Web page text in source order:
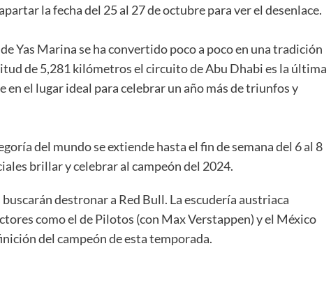
la fecha del 25 al 27 de octubre para ver el desenlace.
Yas Marina se ha convertido poco a poco en una tradición
de 5,281 kilómetros el circuito de Abu Dhabi es la última
el lugar ideal para celebrar un año más de triunfos y
del mundo se extiende hasta el fin de semana del 6 al 8
brillar y celebrar al campeón del 2024.
destronar a Red Bull. La escudería austriaca
como el de Pilotos (con Max Verstappen) y el México
del campeón de esta temporada.